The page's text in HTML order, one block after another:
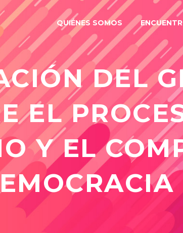
QUIÉNES SOMOS
DEL
EL
Y EL